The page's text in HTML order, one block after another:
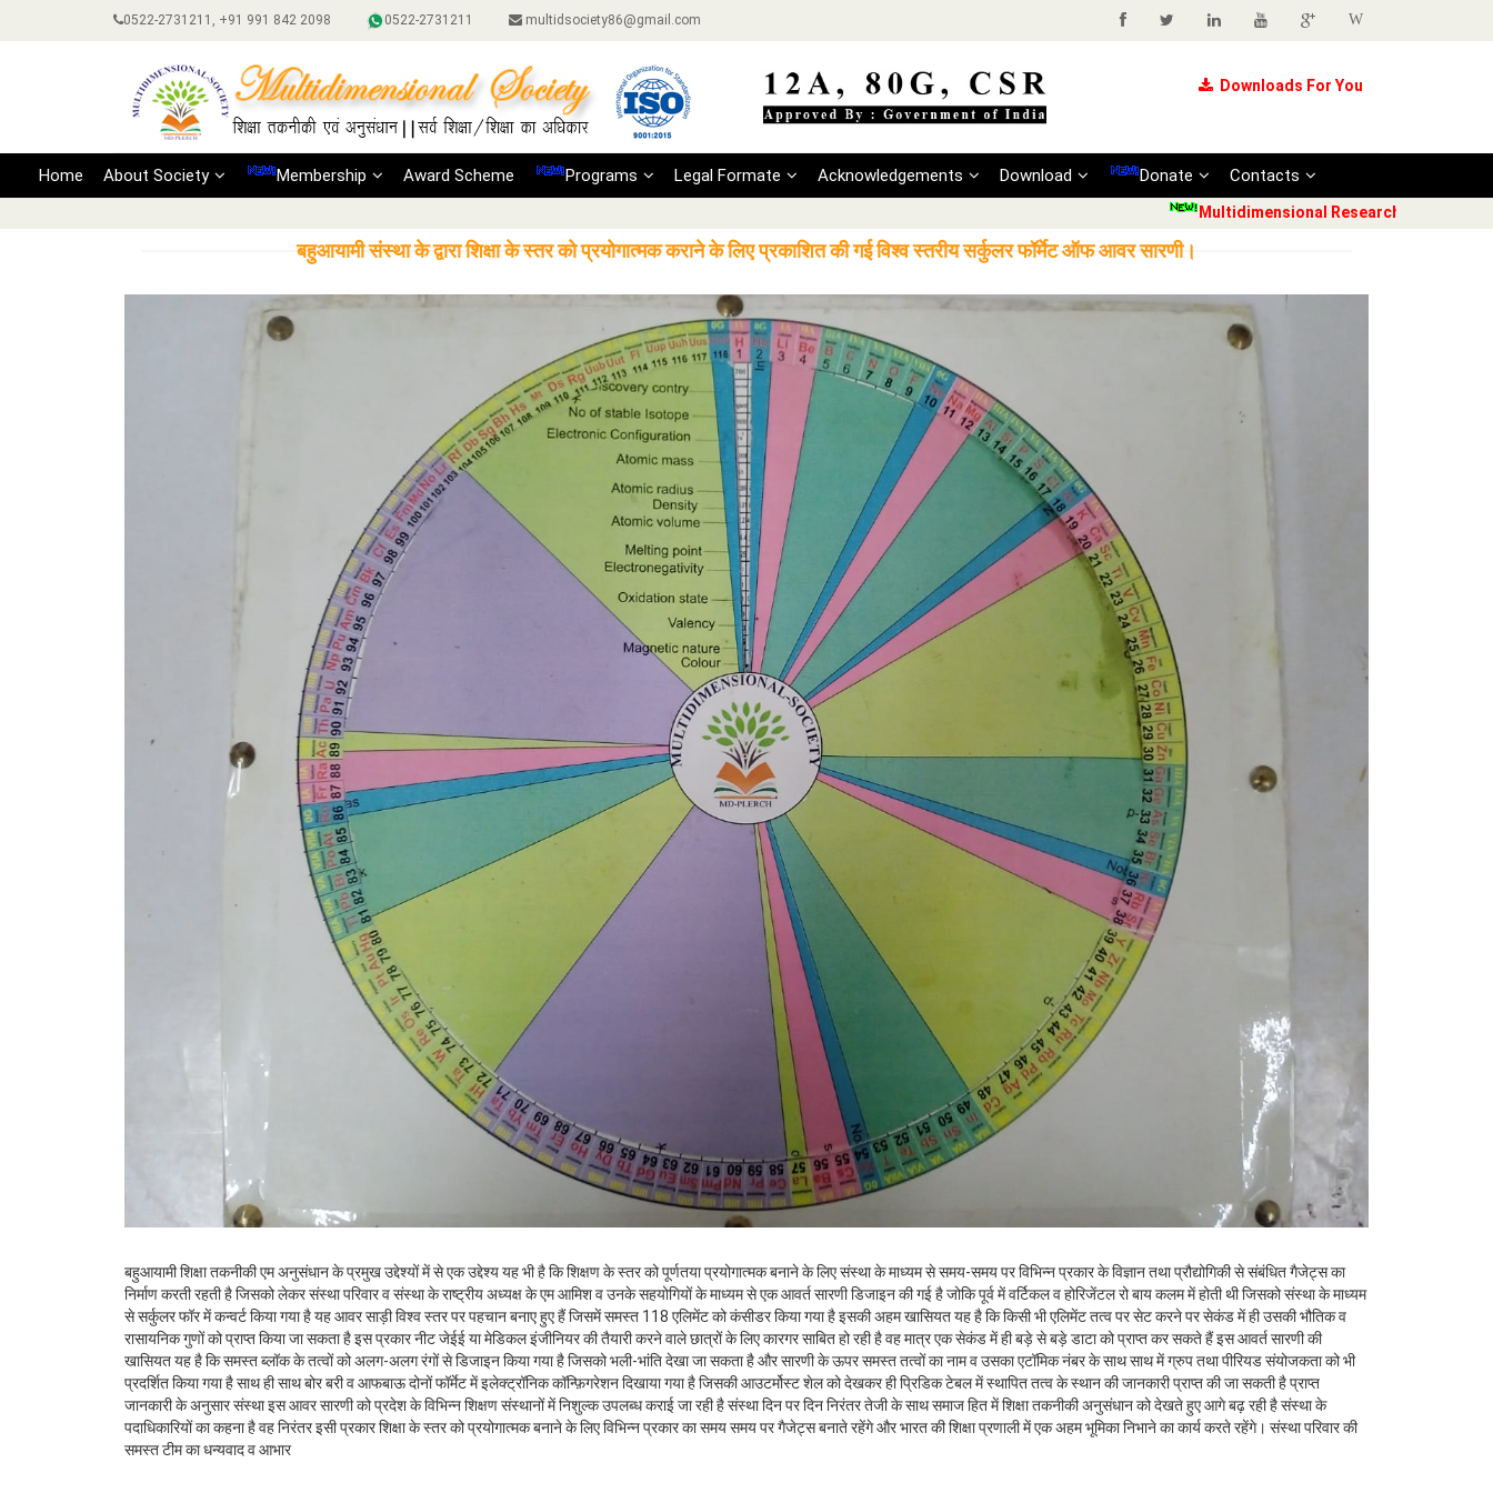
0522-2731211, +91 991 842 2098 0522-2731211 multidsociety86@gmail.com W
Downloads For You
Home About Society Membership Award Scheme Programs Legal Formate Acknowledgements Download Donate Contacts
Multidimensional Research Society are
बहुआयामी संस्था के द्वारा शिक्षा के स्तर को प्रयोगात्मक कराने के लिए प्रकाशित की गई विश्व स्तरीय सर्कुलर फॉर्मेट ऑफ आवर सारणी।
बहुआयामी शिक्षा तकनीकी एम अनुसंधान के प्रमुख उद्देश्यों में से एक उद्देश्य यह भी है कि शिक्षण के स्तर को पूर्णतया प्रयोगात्मक बनाने के लिए संस्था के माध्यम से समय-समय पर विभिन्न प्रकार के विज्ञान तथा प्रौद्योगिकी से संबंधित गैजेट्स का
निर्माण करती रहती है जिसको लेकर संस्था परिवार व संस्था के राष्ट्रीय अध्यक्ष के एम आमिश व उनके सहयोगियों के माध्यम से एक आवर्त सारणी डिजाइन की गई है जोकि पूर्व में वर्टिकल व होरिजेंटल रो बाय कलम में होती थी जिसको संस्था के माध्यम
से सर्कुलर फॉर में कन्वर्ट किया गया है यह आवर साड़ी विश्व स्तर पर पहचान बनाए हुए हैं जिसमें समस्त 118 एलिमेंट को कंसीडर किया गया है इसकी अहम खासियत यह है कि किसी भी एलिमेंट तत्व पर सेट करने पर सेकंड में ही उसकी भौतिक व
रासायनिक गुणों को प्राप्त किया जा सकता है इस प्रकार नीट जेईई या मेडिकल इंजीनियर की तैयारी करने वाले छात्रों के लिए कारगर साबित हो रही है वह मात्र एक सेकंड में ही बड़े से बड़े डाटा को प्राप्त कर सकते हैं इस आवर्त सारणी की
खासियत यह है कि समस्त ब्लॉक के तत्वों को अलग-अलग रंगों से डिजाइन किया गया है जिसको भली-भांति देखा जा सकता है और सारणी के ऊपर समस्त तत्वों का नाम व उसका एटॉमिक नंबर के साथ साथ में ग्रुप तथा पीरियड संयोजकता को भी
प्रदर्शित किया गया है साथ ही साथ बोर बरी व आफबाऊ दोनों फॉर्मेट में इलेक्ट्रॉनिक कॉन्फ़िगरेशन दिखाया गया है जिसकी आउटर्मोस्ट शेल को देखकर ही प्रिडिक टेबल में स्थापित तत्व के स्थान की जानकारी प्राप्त की जा सकती है प्राप्त
जानकारी के अनुसार संस्था इस आवर सारणी को प्रदेश के विभिन्न शिक्षण संस्थानों में निशुल्क उपलब्ध कराई जा रही है संस्था दिन पर दिन निरंतर तेजी के साथ समाज हित में शिक्षा तकनीकी अनुसंधान को देखते हुए आगे बढ़ रही है संस्था के
पदाधिकारियों का कहना है वह निरंतर इसी प्रकार शिक्षा के स्तर को प्रयोगात्मक बनाने के लिए विभिन्न प्रकार का समय समय पर गैजेट्स बनाते रहेंगे और भारत की शिक्षा प्रणाली में एक अहम भूमिका निभाने का कार्य करते रहेंगे। संस्था परिवार की
समस्त टीम का धन्यवाद व आभार